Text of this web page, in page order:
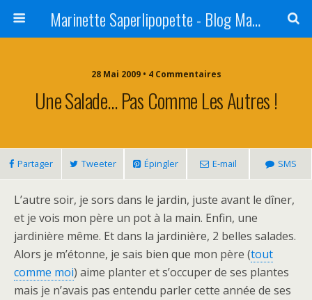
Marinette Saperlipopette - Blog Maman Angers Lifestyle - Ex Expat Montréal
28 Mai 2009 • 4 Commentaires
Une Salade… Pas Comme Les Autres !
Partager Tweeter Épingler E-mail SMS
L’autre soir, je sors dans le jardin, juste avant le dîner,
et je vois mon père un pot à la main. Enfin, une
jardinière même. Et dans la jardinière, 2 belles salades.
Alors je m’étonne, je sais bien que mon père (tout
comme moi) aime planter et s’occuper de ses plantes
mais je n’avais pas entendu parler cette année de ses